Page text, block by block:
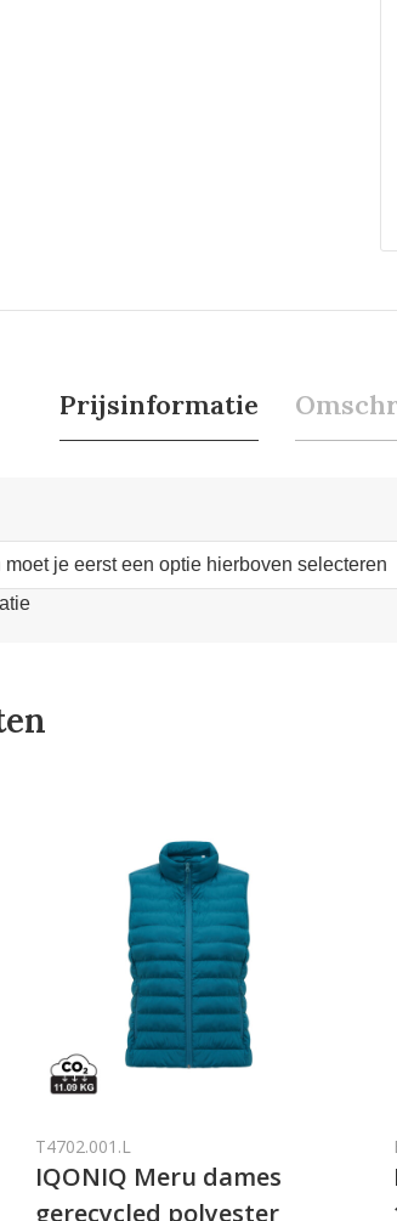
Prijsinformatie
je eerst een optie hierboven selecteren
T4702.001.L
IQONIQ Meru dames
gerecycled polyester